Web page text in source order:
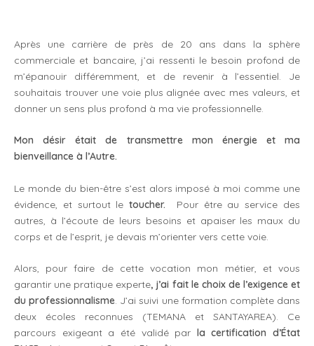
Après une carrière de près de 20 ans dans la sphère
commerciale et bancaire, j’ai ressenti le besoin profond de
m’épanouir différemment, et de revenir à l’essentiel. Je
souhaitais trouver une voie plus alignée avec mes valeurs, et
donner un sens plus profond à ma vie professionnelle.
Mon désir était de
transmettre mon énergie et ma
bienveillance à l’Autre.
Le monde du bien-être s’est alors imposé à moi comme une
évidence, et surtout letoucher. Pour être au service des
autres, à l’écoute de leurs besoins et apaiser les maux du
corps et de l’esprit, je devais m’orienter vers cette voie.
Alors, pour faire de cette vocation mon métier, et vous
garantir une pratique experte, j’ai fait le choix de l’exigence et
du professionnalisme. J’ai suivi une formation complète dans
deux écoles reconnues (TEMANA et SANTAYAREA). Ce
parcours exigeant a été validé par la certification d’État